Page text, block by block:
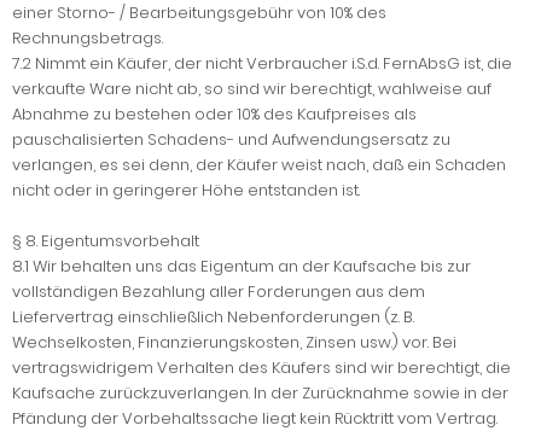
einer Storno- / Bearbeitungsgebühr von 10% des
Rechnungsbetrags.
7.2 Nimmt ein Käufer, der nicht Verbraucher i.S.d. FernAbsG ist, die
verkaufte Ware nicht ab, so sind wir berechtigt, wahlweise auf
Abnahme zu bestehen oder 10% des Kaufpreises als
pauschalisierten Schadens- und Aufwendungsersatz zu
verlangen, es sei denn, der Käufer weist nach, daß ein Schaden
nicht oder in geringerer Höhe entstanden ist.
§ 8. Eigentumsvorbehalt
8.1 Wir behalten uns das Eigentum an der Kaufsache bis zur
vollständigen Bezahlung aller Forderungen aus dem
Liefervertrag einschließlich Nebenforderungen (z. B.
Wechselkosten, Finanzierungskosten, Zinsen usw.) vor. Bei
vertragswidrigem Verhalten des Käufers sind wir berechtigt, die
Kaufsache zurückzuverlangen. In der Zurücknahme sowie in der
Pfändung der Vorbehaltssache liegt kein Rücktritt vom Vertrag.